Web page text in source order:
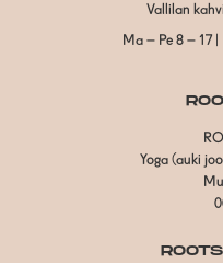
Vallilan
Ma – Pe 8 – 17
Yoga (auki